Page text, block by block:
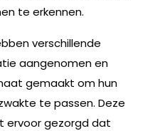
te erkennen.
verschillende
aangenomen en
gemaakt om hun
te passen. Deze
ervoor gezorgd dat